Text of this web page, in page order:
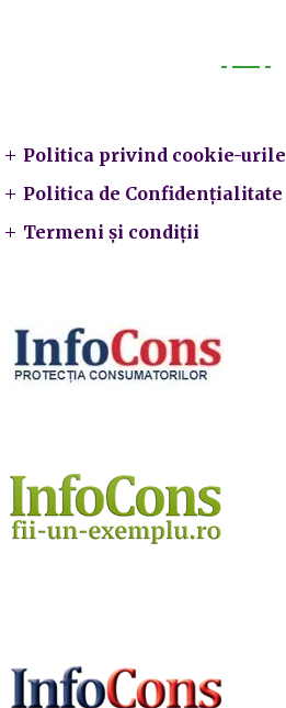
Politica privind cookie-urile
Politica de Confidențialitate
Termeni și condiții